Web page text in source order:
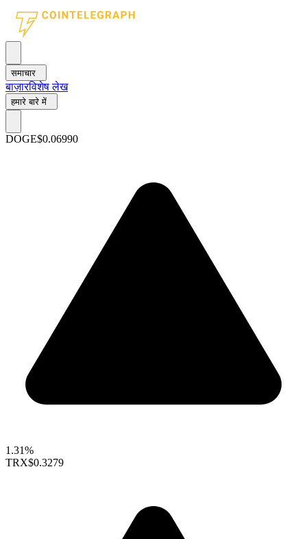
समाचार
बाज़ारविशेष लेख
हमारे बारे में
DOGE$0.06990
1.31%
TRX$0.3279